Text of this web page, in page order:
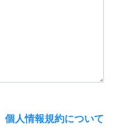
個人情報規約について